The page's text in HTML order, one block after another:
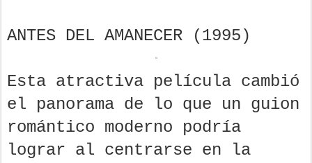
ANTES DEL AMANECER (1995)
Esta atractiva película cambió
el panorama de lo que un guion
romántico moderno podría
lograr al centrarse en la